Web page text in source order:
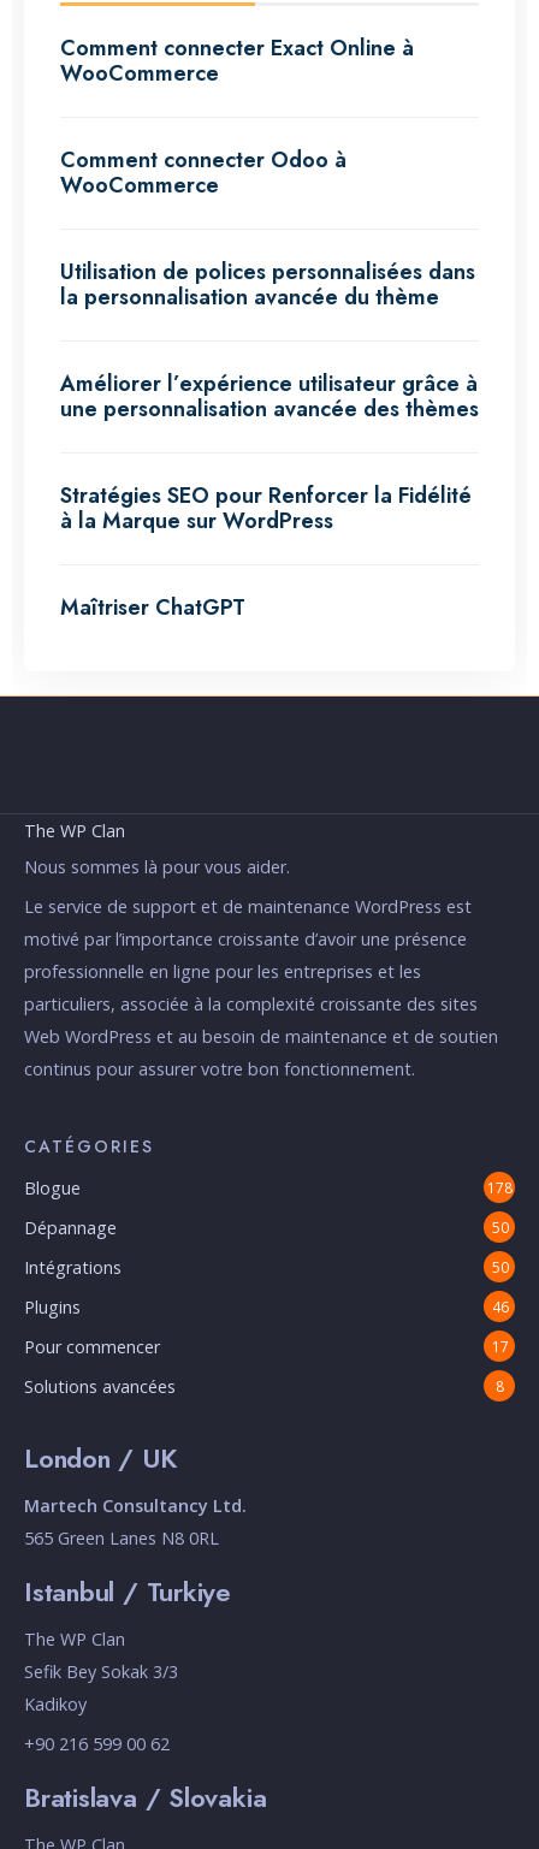
Comment connecter Exact Online à
WooCommerce
Comment connecter Odoo à
WooCommerce
Utilisation de polices personnalisées dans
la personnalisation avancée du thème
Améliorer l’expérience utilisateur grâce à
une personnalisation avancée des thèmes
Stratégies SEO pour Renforcer la Fidélité
à la Marque sur WordPress
Maîtriser ChatGPT
The WP Clan
Nous sommes là pour vous aider.
Le service de support et de maintenance WordPress est
motivé par l’importance croissante d’avoir une présence
professionnelle en ligne pour les entreprises et les
particuliers, associée à la complexité croissante des sites
Web WordPress et au besoin de maintenance et de soutien
continus pour assurer votre bon fonctionnement.
CATÉGORIES
Blogue 178
Dépannage 50
Intégrations 50
Plugins 46
Pour commencer 17
Solutions avancées 8
London / UK
Martech Consultancy Ltd.
565 Green Lanes N8 0RL
Istanbul / Turkiye
The WP Clan
Sefik Bey Sokak 3/3
Kadikoy
+90 216 599 00 62
Bratislava / Slovakia